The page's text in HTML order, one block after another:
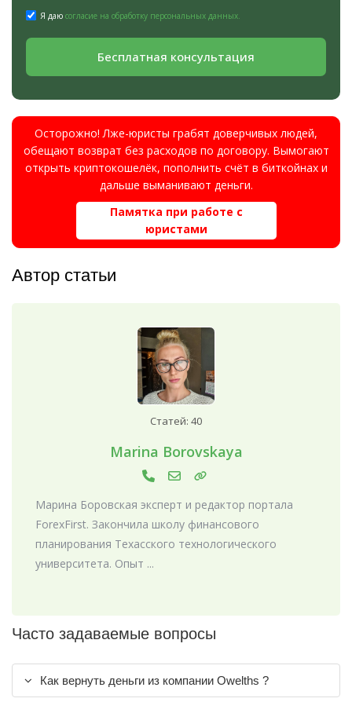
Я даю согласие на обработку персональных данных.
Бесплатная консультация
Осторожно! Лже-юристы грабят доверчивых людей,
обещают возврат без расходов по договору. Вымогают
открыть криптокошелёк, пополнить счёт в биткойнах и
дальше выманивают деньги.
Памятка при работе с
юристами
Автор статьи
Статей: 40
Marina Borovskaya
Марина Боровская эксперт и редактор портала
ForexFirst. Закончила школу финансового
планирования Техасского технологического
университета. Опыт ...
Часто задаваемые вопросы
Как вернуть деньги из компании Owelths ?